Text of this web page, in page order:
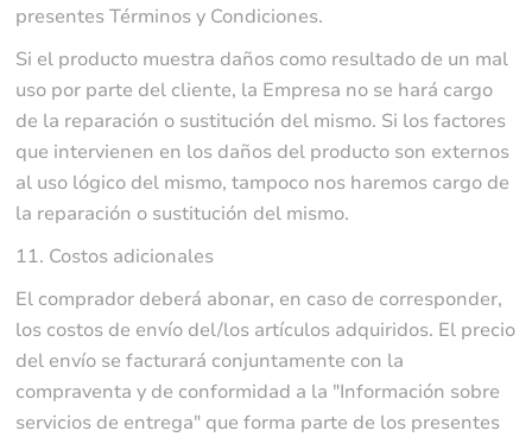
presentes Términos y Condiciones.
Si el producto muestra daños como resultado de un mal
uso por parte del cliente, la Empresa no se hará cargo
de la reparación o sustitución del mismo. Si los factores
que intervienen en los daños del producto son externos
al uso lógico del mismo, tampoco nos haremos cargo de
la reparación o sustitución del mismo.
11. Costos adicionales
El comprador deberá abonar, en caso de corresponder,
los costos de envío del/los artículos adquiridos. El precio
del envío se facturará conjuntamente con la
compraventa y de conformidad a la "Información sobre
servicios de entrega" que forma parte de los presentes